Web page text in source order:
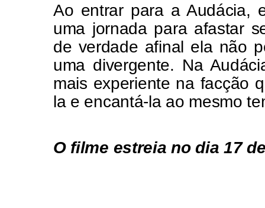
Ao entrar para a Audácia,
uma jornada para afastar
de verdade afinal ela não
uma divergente. Na
mais experiente na facção
la e encantá-la ao mesmo
O filme estreia no dia 17